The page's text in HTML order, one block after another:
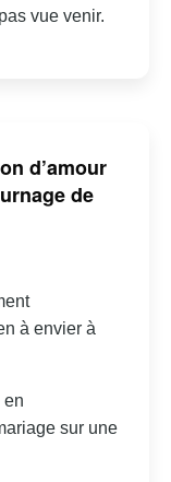
vue venir.
d’amour
de
à envier à
en
sur une